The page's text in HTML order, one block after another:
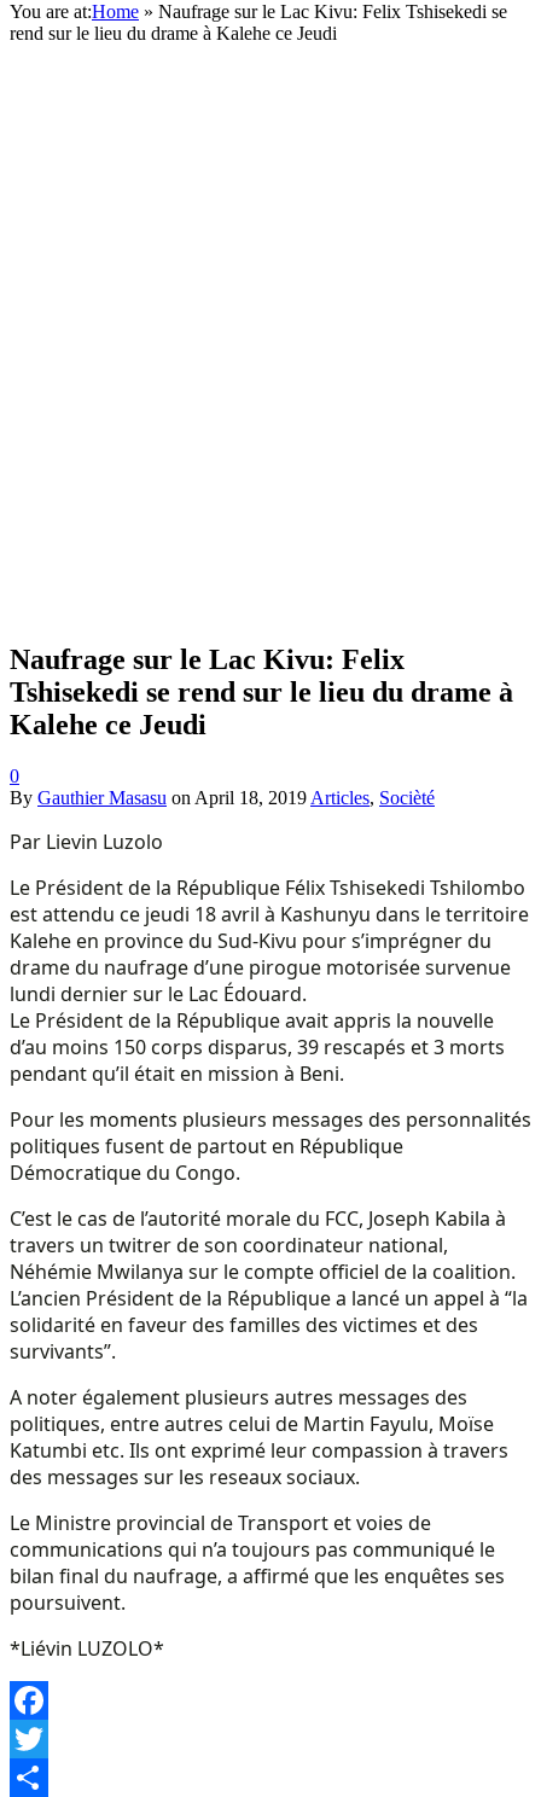
You are at:Home » Naufrage sur le Lac Kivu: Felix Tshisekedi se
rend sur le lieu du drame à Kalehe ce Jeudi
Naufrage sur le Lac Kivu: Felix
Tshisekedi se rend sur le lieu du drame à
Kalehe ce Jeudi
0
By Gauthier Masasu on April 18, 2019 Articles, Socièté
Par Lievin Luzolo
Le Président de la République Félix Tshisekedi Tshilombo
est attendu ce jeudi 18 avril à Kashunyu dans le territoire
Kalehe en province du Sud-Kivu pour s’imprégner du
drame du naufrage d’une pirogue motorisée survenue
lundi dernier sur le Lac Édouard.
Le Président de la République avait appris la nouvelle
d’au moins 150 corps disparus, 39 rescapés et 3 morts
pendant qu’il était en mission à Beni.
Pour les moments plusieurs messages des personnalités
politiques fusent de partout en République
Démocratique du Congo.
C’est le cas de l’autorité morale du FCC, Joseph Kabila à
travers un twitrer de son coordinateur national,
Néhémie Mwilanya sur le compte officiel de la coalition.
L’ancien Président de la République a lancé un appel à “la
solidarité en faveur des familles des victimes et des
survivants”.
A noter également plusieurs autres messages des
politiques, entre autres celui de Martin Fayulu, Moïse
Katumbi etc. Ils ont exprimé leur compassion à travers
des messages sur les reseaux sociaux.
Le Ministre provincial de Transport et voies de
communications qui n’a toujours pas communiqué le
bilan final du naufrage, a affirmé que les enquêtes ses
poursuivent.
*Liévin LUZOLO*
Facebook
Twitter